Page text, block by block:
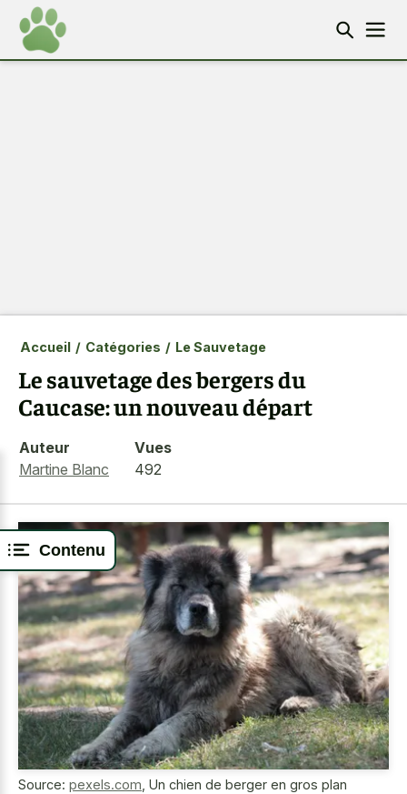
Contenu
Accueil / Catégories / Le Sauvetage
Le sauvetage des bergers du
Caucase: un nouveau départ
Auteur
Martine Blanc
Vues
492
Source: pexels.com Un chien de berger en gros plan